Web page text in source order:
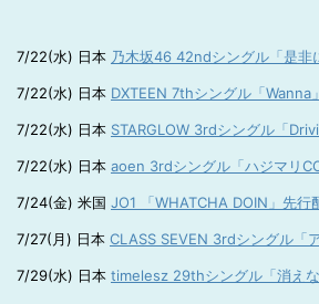
7/22(水) 日本 乃木坂46 42ndシングル「是非
7/22(水) 日本 DXTEEN 7thシングル「Wanna」
7/22(水) 日本 STARGLOW 3rdシングル「
7/22(水) 日本 aoen 3rdシングル「ハジマリ
7/24(金) 米国 JO1 「WHATCHA DOIN」先行
7/27(月) 日本 CLASS SEVEN 3rdシングル「
7/29(水) 日本 timelesz 29thシングル「消えな